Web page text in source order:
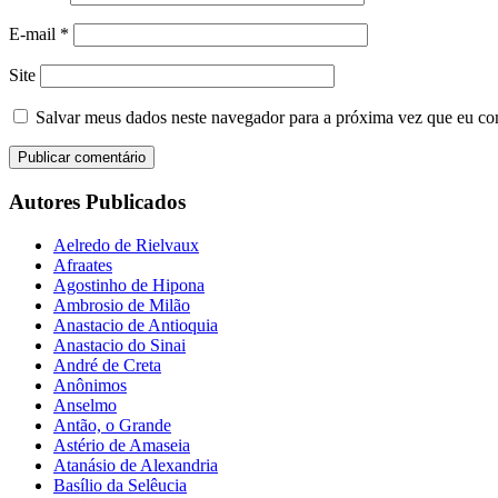
E-mail *
Site
Salvar meus dados neste navegador para a próxima vez que eu
Autores Publicados
Aelredo de Rielvaux
Afraates
Agostinho de Hipona
Ambrosio de Milão
Anastacio de Antioquia
Anastacio do Sinai
André de Creta
Anônimos
Anselmo
Antão, o Grande
Astério de Amaseia
Atanásio de Alexandria
Basílio da Selêucia